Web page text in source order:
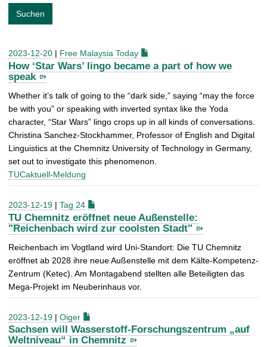
e
h
:
Suchen
2023-12-20 | Free Malaysia Today
How ‘Star Wars’ lingo became a part of how we
speak
Whether it’s talk of going to the “dark side,” saying “may the force
be with you” or speaking with inverted syntax like the Yoda
character, “Star Wars” lingo crops up in all kinds of conversations.
Christina Sanchez-Stockhammer, Professor of English and Digital
Linguistics at the Chemnitz University of Technology in Germany,
set out to investigate this phenomenon.
TUCaktuell-Meldung
2023-12-19 | Tag 24
TU Chemnitz eröffnet neue Außenstelle:
"Reichenbach wird zur coolsten Stadt"
Reichenbach im Vogtland wird Uni-Standort: Die TU Chemnitz
eröffnet ab 2028 ihre neue Außenstelle mit dem Kälte-Kompetenz-
Zentrum (Ketec). Am Montagabend stellten alle Beteiligten das
Mega-Projekt im Neuberinhaus vor.
2023-12-19 | Oiger
Sachsen will Wasserstoff-Forschungszentrum „auf
Weltniveau“ in Chemnitz